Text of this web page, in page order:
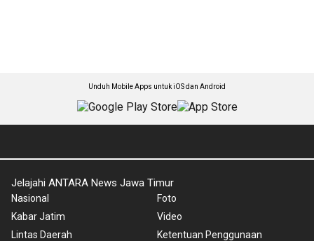
Unduh Mobile Apps untuk iOS dan Android
Jelajahi ANTARA News Jawa Timur
Nasional
Kabar Jatim
Lintas Daerah
Foto
Video
Ketentuan Penggunaan